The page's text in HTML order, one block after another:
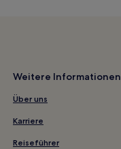
Weitere Informationen
Über uns
Karriere
Reiseführer